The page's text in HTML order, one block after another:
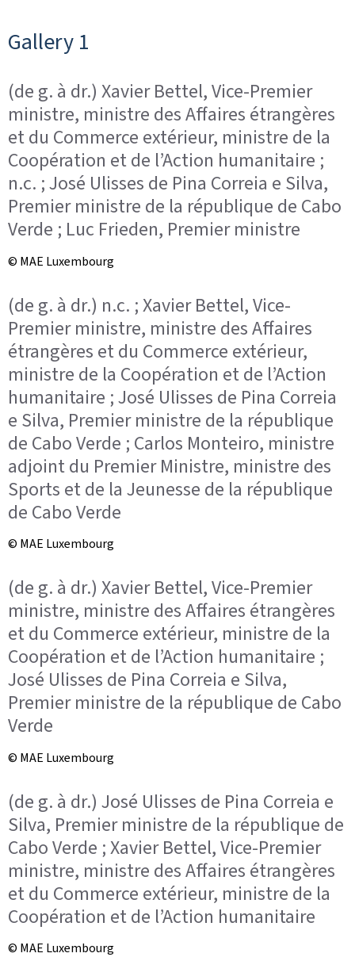
Gallery 1
(de g. à dr.) Xavier Bettel, Vice-Premier
ministre, ministre des Affaires étrangères
et du Commerce extérieur, ministre de la
Coopération et de l’Action humanitaire ;
n.c. ; José Ulisses de Pina Correia e Silva,
Premier ministre de la république de Cabo
Verde ; Luc Frieden, Premier ministre
© MAE Luxembourg
(de g. à dr.) n.c. ; Xavier Bettel, Vice-
Premier ministre, ministre des Affaires
étrangères et du Commerce extérieur,
ministre de la Coopération et de l’Action
humanitaire ; José Ulisses de Pina Correia
e Silva, Premier ministre de la république
de Cabo Verde ; Carlos Monteiro, ministre
adjoint du Premier Ministre, ministre des
Sports et de la Jeunesse de la république
de Cabo Verde
© MAE Luxembourg
(de g. à dr.) Xavier Bettel, Vice-Premier
ministre, ministre des Affaires étrangères
et du Commerce extérieur, ministre de la
Coopération et de l’Action humanitaire ;
José Ulisses de Pina Correia e Silva,
Premier ministre de la république de Cabo
Verde
© MAE Luxembourg
(de g. à dr.) José Ulisses de Pina Correia e
Silva, Premier ministre de la république de
Cabo Verde ; Xavier Bettel, Vice-Premier
ministre, ministre des Affaires étrangères
et du Commerce extérieur, ministre de la
Coopération et de l’Action humanitaire
© MAE Luxembourg